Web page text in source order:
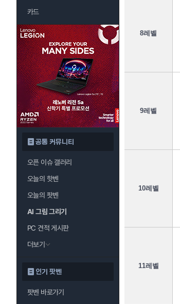
카드
공통 커뮤니티
오픈 이슈 갤러리
오늘의 핫벤
오늘의 팟벤
AI 그림 그리기
PC 견적 게시판
더보기
인기 팟벤
팟벤 바로가기
8레벨
9레벨
10레벨
11레벨